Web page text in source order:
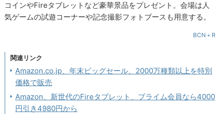
コインやFireタブレットなど豪華景品をプレゼント。会場は人
気ゲームの試遊コーナーや記念撮影フォトブースも用意する。
BCN＋R
関連リンク
Amazon.co.jp、年末ビッグセール、2000万種類以上を特別
価格で販売
Amazon、新世代のFireタブレット、プライム会員なら4000
円引き4980円から